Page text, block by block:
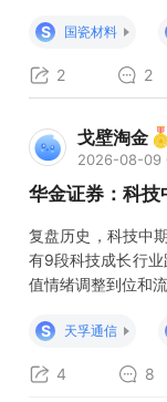
调研，高盛全球、
S 国瓷材料
2 2
戈壁淘金
2026-08-09
华金证券：科技
复盘历史，科技中
有9段科技成长行
值情绪调整到位和
下降到50%以下;其
S 天孚通信
4 8